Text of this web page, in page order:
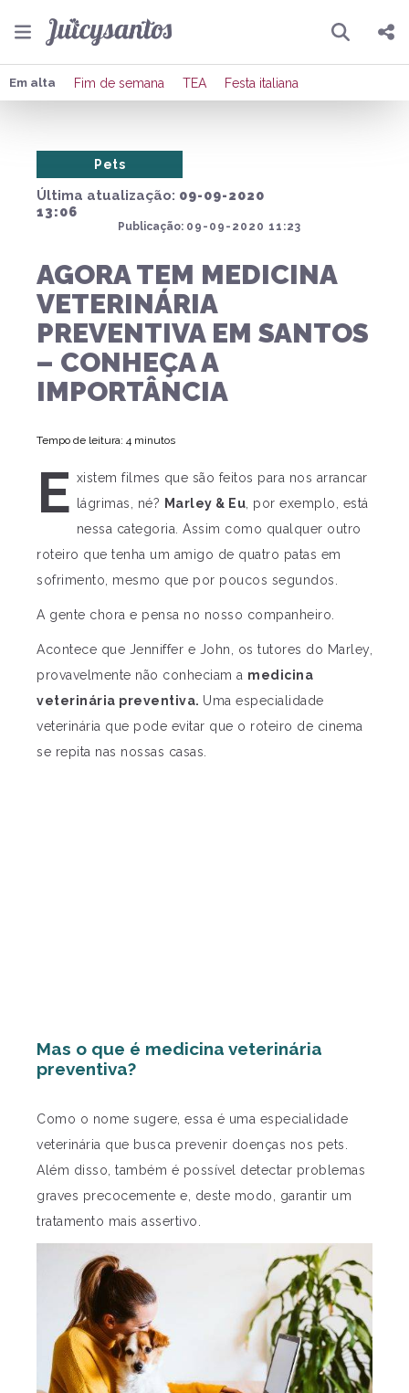
Pesquisar
Compartilhar
Em alta Fim de semana TEA Festa italiana
Última atualização: 09-09-2020
13:06
Publicação: 09-09-2020 11:23
Pets
AGORA TEM MEDICINA
VETERINÁRIA
PREVENTIVA EM SANTOS
– CONHEÇA A
IMPORTÂNCIA
Tempo de leitura: 4 minutos
E xistem filmes que são feitos para nos arrancar
lágrimas, né? Marley & Eu , por exemplo, está
nessa categoria. Assim como qualquer outro
roteiro que tenha um amigo de quatro patas em
sofrimento, mesmo que por poucos segundos.
A gente chora e pensa no nosso companheiro.
Acontece que Jenniffer e John, os tutores do Marley,
provavelmente não conheciam a medicina
veterinária preventiva. Uma especialidade
veterinária que pode evitar que o roteiro de cinema
se repita nas nossas casas.
Mas o que é medicina veterinária
preventiva?
Como o nome sugere, essa é uma especialidade
veterinária que busca prevenir doenças nos pets.
Além disso, também é possível detectar problemas
graves precocemente e, deste modo, garantir um
tratamento mais assertivo.